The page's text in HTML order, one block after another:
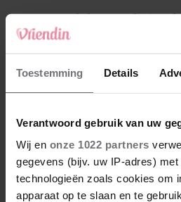
Toestemming Details
Verantwoord gebruik van uw
Wij en onze 1022 partners
gegevens (bijv. uw IP-adres) met
technologieën zoals cookies om
apparaat op te slaan en te
4 Makelaar Mandy: ‘Een
Een foto. Mijn lijf
5 Makelaar Mandy:
Hij sprak eng kalm’